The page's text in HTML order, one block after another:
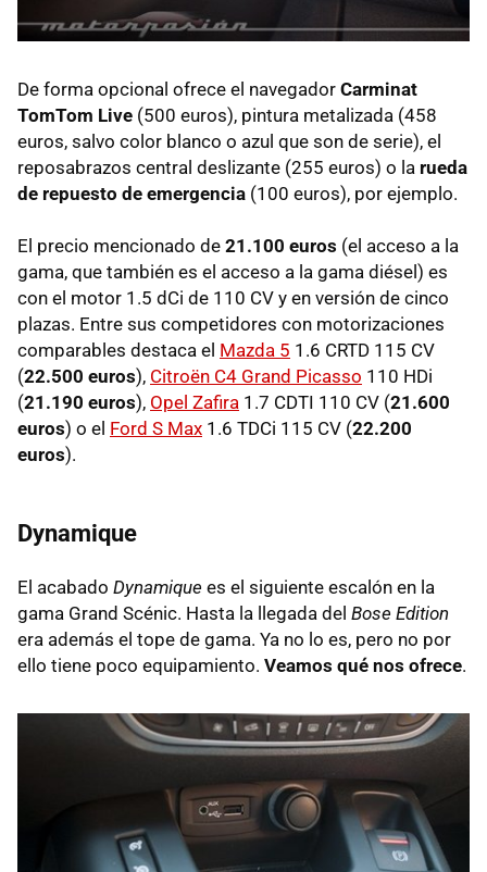
De forma opcional ofrece el navegador Carminat
TomTom Live (500 euros), pintura metalizada (458
euros, salvo color blanco o azul que son de serie), el
reposabrazos central deslizante (255 euros) o la rueda
de repuesto de emergencia (100 euros), por ejemplo.
El precio mencionado de 21.100 euros (el acceso a la
gama, que también es el acceso a la gama diésel) es
con el motor 1.5 dCi de 110 CV y en versión de cinco
plazas. Entre sus competidores con motorizaciones
comparables destaca el Mazda 5 1.6 CRTD 115 CV
(22.500 euros), Citroën C4 Grand Picasso 110 HDi
(21.190 euros), Opel Zafira 1.7 CDTI 110 CV (21.600
euros) o el Ford S Max 1.6 TDCi 115 CV (22.200
euros).
Dynamique
El acabado Dynamique es el siguiente escalón en la
gama Grand Scénic. Hasta la llegada del Bose Edition
era además el tope de gama. Ya no lo es, pero no por
ello tiene poco equipamiento. Veamos qué nos ofrece.